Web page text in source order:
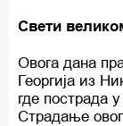
Свети
Овога дана
Георгија из
где пострада
Страдање